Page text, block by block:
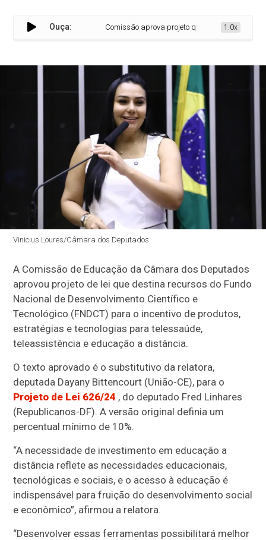
Ouça: Comissão aprova projeto que destina recursos
1.0x
Vinicius Loures/Câmara dos Deputados
A Comissão de Educação da Câmara dos Deputados
aprovou projeto de lei que destina recursos do Fundo
Nacional de Desenvolvimento Científico e
Tecnológico (FNDCT) para o incentivo de produtos,
estratégias e tecnologias para telessaúde,
teleassistência e educação a distância.
O texto aprovado é osubstitutivo da relatora,
deputada Dayany Bittencourt (União-CE), para o
Projeto de Lei 626/24 , do deputado Fred Linhares
(Republicanos-DF). A versão original definia um
percentual mínimo de 10%.
“A necessidade de investimento em educação a
distância reflete as necessidades educacionais,
tecnológicas e sociais, e o acesso à educação é
indispensável para fruição do desenvolvimento social
e econômico”, afirmou a relatora.
“Desenvolver essas ferramentas possibilitará melhor